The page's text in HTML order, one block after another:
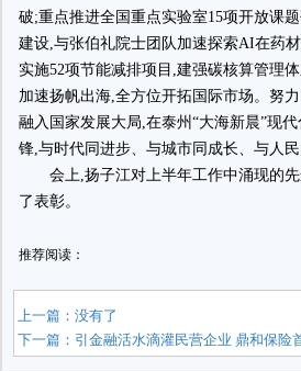
破;重点推进全国重点实验室15项开放课
建设,与张伯礼院士团队加速探索AI在药
实施52项节能减排项目,建强碳核算管理
加速扬帆出海,全方位开拓国际市场。努
融入国家发展大局,在泰州“大海新晨”现
锋,与时代同进步、与城市同成长、与人民
会上,扬子江对上半年工作中涌现的
了表彰。
推荐阅读：
上一篇：没有了
下一篇： 引金融活水滴灌民营企业 鼎和保险